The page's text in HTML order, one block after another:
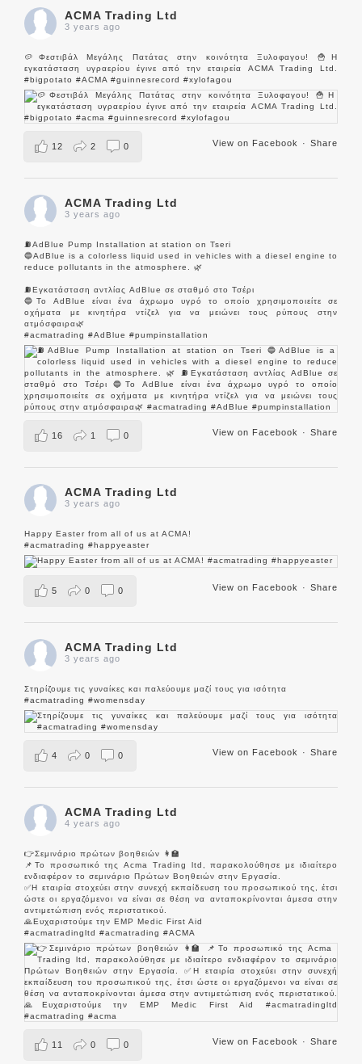
ACMA Trading Ltd
3 years ago
🥔Φεστιβάλ Μεγάλης Πατάτας στην κοινότητα Ξυλοφαγου! 🍟Η
εγκατάσταση υγραερίου έγινε από την εταιρεία ACMA Trading Ltd
#bigpotato #ACMA #guinnesrecord #xylofagou
View on Facebook · Share
12 2 0
ACMA Trading Ltd
3 years ago
⛽️AdBlue Pump Installation at station on Tseri
🔵AdBlue is a colorless liquid used in vehicles with a diesel engine to
reduce pollutants in the atmosphere. 🌿
⛽️Εγκατάσταση αντλίας AdBlue σε σταθμό στο Τσέρι
🔵Το AdBlue είναι ένα άχρωμο υγρό το οποίο χρησιμοποιείτε σε
οχήματα με κινητήρα ντίζελ για να μειώνει τους ρύπους στην
ατμόσφαιρα🌿
#acmatrading #AdBlue #pumpinstallation
View on Facebook · Share
16 1 0
ACMA Trading Ltd
3 years ago
Happy Easter from all of us at ACMA!
#acmatrading #happyeaster
View on Facebook · Share
5 0 0
ACMA Trading Ltd
3 years ago
Στηρίζουμε τις γυναίκες και παλεύουμε μαζί τους για ισότητα
#acmatrading #womensday
View on Facebook · Share
4 0 0
ACMA Trading Ltd
4 years ago
👉Σεμινάριο πρώτων βοηθειών 👩‍🏫
📌Το προσωπικό της Acma Trading ltd, παρακολούθησε με ιδιαίτερο
ενδιαφέρον το σεμινάριο Πρώτων Βοηθειών στην Εργασία.
✅Η εταιρία στοχεύει στην συνεχή εκπαίδευση του προσωπικού της, έτσι
ώστε οι εργαζόμενοι να είναι σε θέση να ανταποκρίνονται άμεσα στην
αντιμετώπιση ενός περιστατικού.
🙏Ευχαριστούμε την EMP Medic First Aid
#acmatradingltd #acmatrading #ACMA
View on Facebook · Share
11 0 0